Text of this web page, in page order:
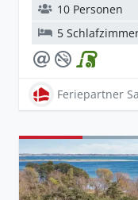
10 Personen
5
Feriepartner